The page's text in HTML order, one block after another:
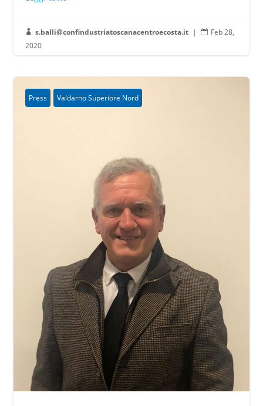
 s.balli@confindustriatoscanacentroecosta.it |  Feb 28,
2020
Press Valdarno Superiore Nord